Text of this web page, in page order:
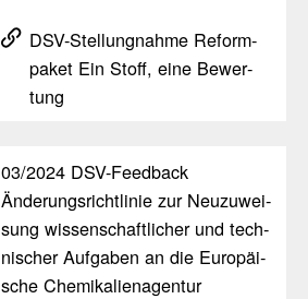
DSV-Stel­lung­nahme Reform­
paket Ein Stoff, eine Bewer­
tung
03/​2024 DSV-Feed­back
Änderungs­richt­linie zur Neuzu­wei­
sung wissen­schaft­li­cher und tech­
ni­scher Aufgaben an die Euro­päi­
sche Chemi­ka­li­en­agentur